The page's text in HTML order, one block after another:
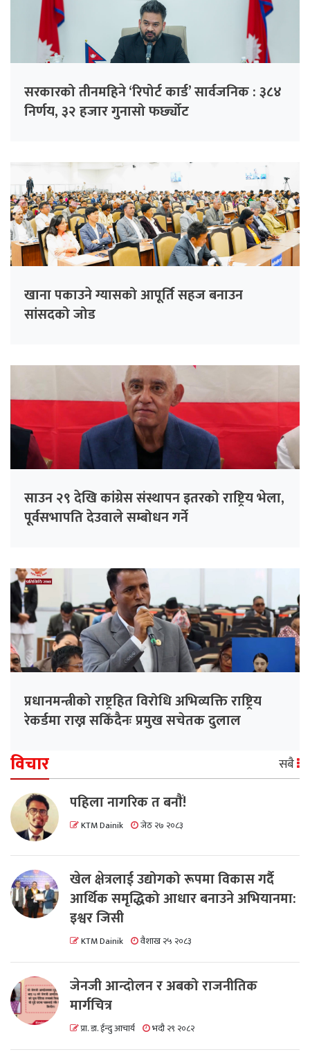
सरकारको तीनमहिने ‘रिपोर्ट कार्ड’ सार्वजनिक : ३८४
निर्णय, ३२ हजार गुनासो फर्छ्योट
खाना पकाउने ग्यासको आपूर्ति सहज बनाउन
सांसदको जोड
साउन २९ देखि कांग्रेस संस्थापन इतरको राष्ट्रिय भेला,
पूर्वसभापति देउवाले सम्बोधन गर्ने
प्रधानमन्त्रीको राष्ट्रहित विरोधि अभिव्यक्ति राष्ट्रिय
रेकर्डमा राख्न सकिँदैनः प्रमुख सचेतक दुलाल
विचार सबै
पहिला नागरिक त बनाैं!
KTM Dainik जेठ २७ २०८३
खेल क्षेत्रलाई उद्योगको रूपमा विकास गर्दै
आर्थिक समृद्धिको आधार बनाउने अभियानमा:
इश्वर जिसी
KTM Dainik वैशाख २५ २०८३
जेनजी आन्दोलन र अबको राजनीतिक
मार्गचित्र
प्रा. डा. ईन्दु आचार्य भदौ २९ २०८२